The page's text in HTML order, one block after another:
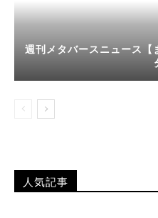
週刊メタバースニュース
人気記事